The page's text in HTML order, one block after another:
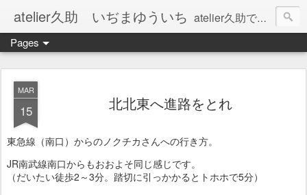
atelier久助 いぢまゆういち atelier久助では土と火から暖かなモノたちを生み出しています。 ご覧になられた方が和んで頂ければ幸いです。
Pages
MAR
15 北北東へ進路をとれ
東急線（南口）からのノクチカさんへの行き方。
JR南武線南口からもおおよそ同じ感じです。
（だいたい徒歩2～3分。踏切に引っかかるとトホホで5分）